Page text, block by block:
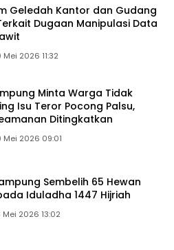
Geledah Kantor dan Gudang
Dugaan Manipulasi Data
Mei 2026 11:32
Minta Warga Tidak
Isu Teror Pocong Palsu,
Ditingkatkan
Mei 2026 09:01
Sembelih 65 Hewan
Iduladha 1447 Hijriah
Mei 2026 13:02